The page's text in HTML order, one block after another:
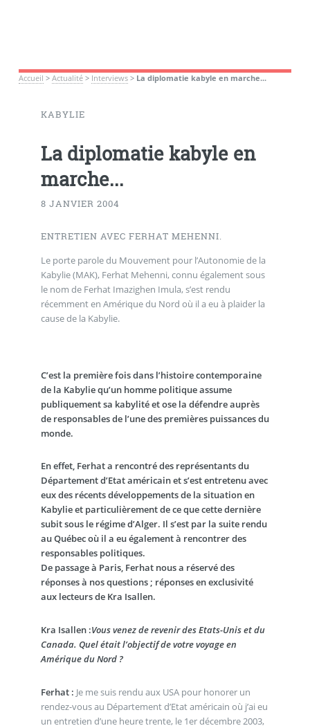
Accueil > Actualité> Interviews> La diplomatie kabyle en marche...
KABYLIE
La diplomatie kabyle en
marche...
8 JANVIER 2004
ENTRETIEN AVEC FERHAT MEHENNI.
Le porte parole du Mouvement pour l’Autonomie de la
Kabylie (MAK), Ferhat Mehenni, connu également sous
le nom de Ferhat Imazighen Imula, s’est rendu
récemment en Amérique du Nord où il a eu à plaider la
cause de la Kabylie.
C’est la première fois dans l’histoire contemporaine
de la Kabylie qu’un homme politique assume
publiquement sa kabylité et ose la défendre auprès
de responsables de l’une des premières puissances du
monde.
En effet, Ferhat a rencontré des représentants du
Département d’Etat américain et s’est entretenu avec
eux des récents développements de la situation en
Kabylie et particulièrement de ce que cette dernière
subit sous le régime d’Alger. Il s’est par la suite rendu
au Québec où il a eu également à rencontrer des
responsables politiques.
De passage à Paris, Ferhat nous a réservé des
réponses à nos questions ; réponses en exclusivité
aux lecteurs de Kra Isallen.
Kra Isallen :Vous venez de revenir des Etats-Unis et du
Canada. Quel était l’objectif de votre voyage en
Amérique du Nord ?
Ferhat : Je me suis rendu aux USA pour honorer un
rendez-vous au Département d’Etat américain où j’ai eu
un entretien d’une heure trente, le 1er décembre 2003,